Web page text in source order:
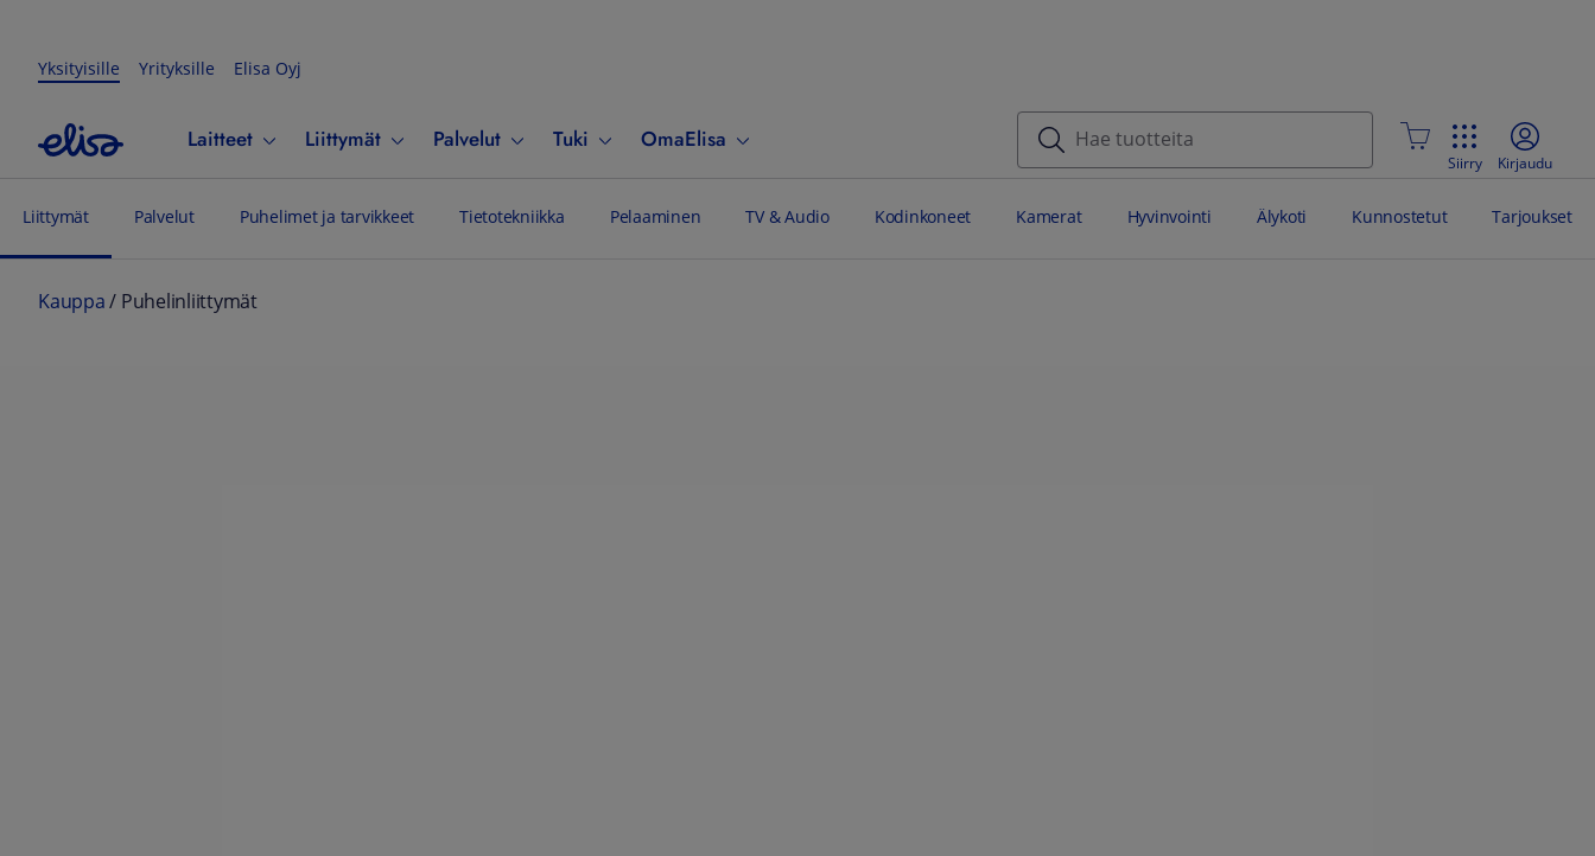
Yksityisille Yrityksille Elisa Oyj
Laitteet Liittymät Palvelut Tuki OmaElisa
Siirry Kirjaudu
Liittymät Palvelut Puhelimet ja tarvikkeet Tietotekniikka Pelaaminen TV & Audio Kodinkoneet Kamerat Hyvinvointi Älykoti Kunnostetut Tarjoukset
Kauppa/ Puhelinliittymät